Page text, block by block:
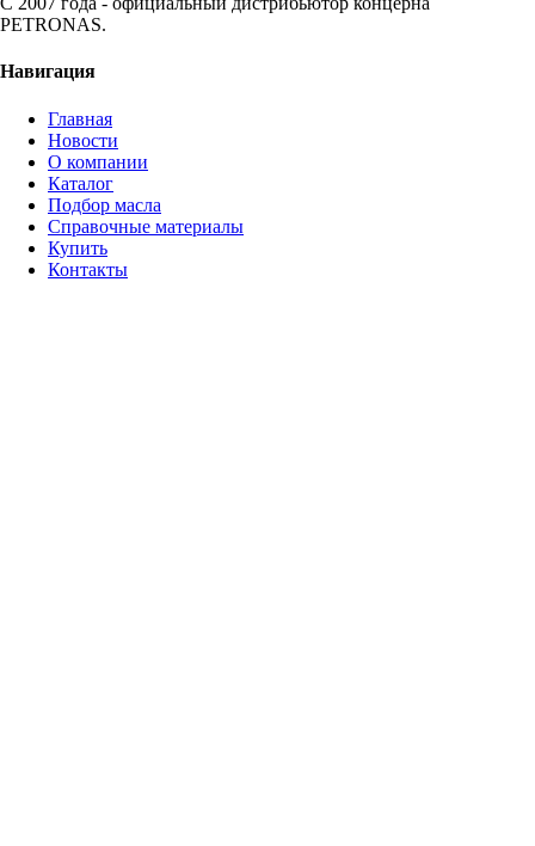
PETRONAS.
Навигация
Главная
Новости
О компании
Каталог
Подбор масла
Справочные материалы
Купить
Контакты